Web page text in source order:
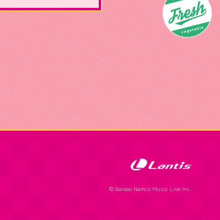
© Bandai Namco Music Live Inc.